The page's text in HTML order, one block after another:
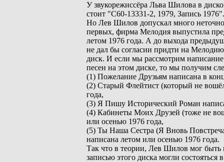
У звукорежиссёра Льва Шилова в
стоит "С60-13331-2, 1979, Запись 1976".
Но Лев Шилов допускал много
первых, фирма Мелодия выпустила
летом 1976 года. А до выхода
не дал бы согласии придти на Мелодию
диск. И если мы рассмотрим
песен на этом диске, то мы получим
(1) Пожелание Друзьям написана в
(2) Старый Флейтист (который не
года,
(3) Я Пишу Исторический Роман
(4) Кабинеты Моих Друзей (тоже не
или осенью 1976 года,
(5) Ты Наша Сестра (Я Вновь
написана летом или осенью 1976 года.
Так что в теории, Лев Шилов мог быть
записью этого диска могли состояться